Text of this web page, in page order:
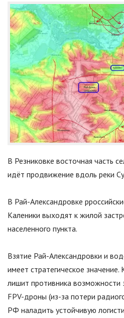
В Резниковке восточная часть
идёт продвижение вдоль реки
В Рай-Александровке
Каленики выходят к жилой
населенного пункта.
Взятие Рай-Александровки и
имеет стратегическое
лишит противника возможности
FPV-дроны (из-за потери
РФ наладить устойчивую